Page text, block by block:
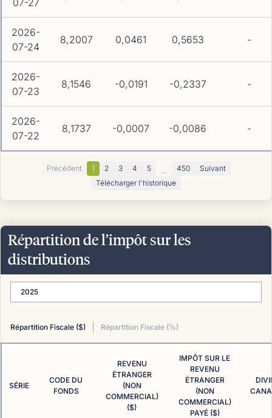
2026-
07-24
8,2007 0,0461 0,5653 -
2026-
07-23
8,1546 -0,0191 -0,2337 -
2026-
07-22
8,1737 -0,0007 -0,0086 -
Précédent 1 2 3 4 5 450
Suivant
Télécharger l'historique
Répartition de l’impôt sur les
distributions
2025
Répartition Fiscale ($) Répartition Fiscale (%)
SÉRIE
CODE DU
FONDS
REVENU
ÉTRANGER
(NON
COMMERCIAL)
($)
IMPÔT SUR LE
REVENU
ÉTRANGER
(NON
COMMERCIAL)
PAYÉ ($)